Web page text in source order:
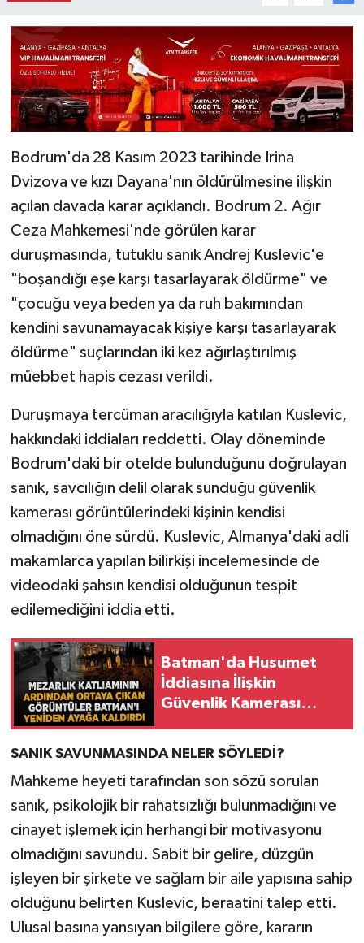
Bodrum'da 28 Kasım 2023 tarihinde Irina
Dvizova ve kızı Dayana'nın öldürülmesine ilişkin
açılan davada karar açıklandı. Bodrum 2. Ağır
Ceza Mahkemesi'nde görülen karar
duruşmasında, tutuklu sanık Andrej Kuslevic'e
"boşandığı eşe karşı tasarlayarak öldürme" ve
"çocuğu veya beden ya da ruh bakımından
kendini savunamayacak kişiye karşı tasarlayarak
öldürme" suçlarından iki kez ağırlaştırılmış
müebbet hapis cezası verildi.
Duruşmaya tercüman aracılığıyla katılan Kuslevic,
hakkındaki iddiaları reddetti. Olay döneminde
Bodrum'daki bir otelde bulunduğunu doğrulayan
sanık, savcılığın delil olarak sunduğu güvenlik
kamerası görüntülerindeki kişinin kendisi
olmadığını öne sürdü. Kuslevic, Almanya'daki adli
makamlarca yapılan bilirkişi incelemesinde de
videodaki şahsın kendisi olduğunun tespit
edilemediğini iddia etti.
Batman'da Husumet
İddiasına İlişkin
Güvenlik Kamerası
SANIK SAVUNMASINDA NELER SÖYLEDİ?
Mahkeme heyeti tarafından son sözü sorulan
sanık, psikolojik bir rahatsızlığı bulunmadığını ve
cinayet işlemek için herhangi bir motivasyonu
olmadığını savundu. Sabit bir gelire, düzgün
işleyen bir şirkete ve sağlam bir aile yapısına sahip
olduğunu belirten Kuslevic, beraatini talep etti.
Ulusal basına yansıyan bilgilere göre, kararın